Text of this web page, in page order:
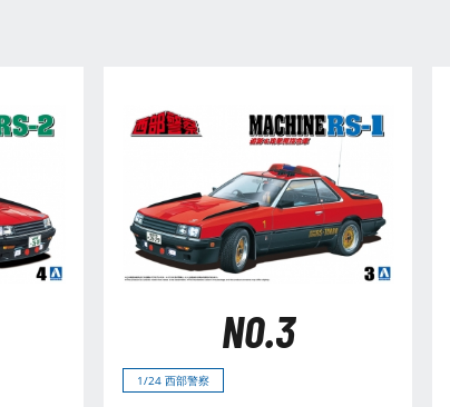
NO.3
1/24 西部警察